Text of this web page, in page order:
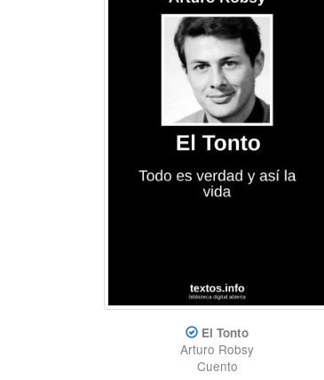
El Tonto
Arturo Robsy
Cuento